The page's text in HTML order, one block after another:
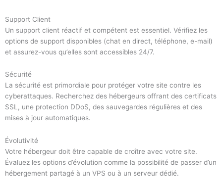
Support Client
Un support client réactif et compétent est essentiel. Vérifiez les
options de support disponibles (chat en direct, téléphone, e-mail)
et assurez-vous qu’elles sont accessibles 24/7.
Sécurité
La sécurité est primordiale pour protéger votre site contre les
cyberattaques. Recherchez des hébergeurs offrant des certificats
SSL, une protection DDoS, des sauvegardes régulières et des
mises à jour automatiques.
Évolutivité
Votre hébergeur doit être capable de croître avec votre site.
Évaluez les options d’évolution comme la possibilité de passer d’un
hébergement partagé à un VPS ou à un serveur dédié.